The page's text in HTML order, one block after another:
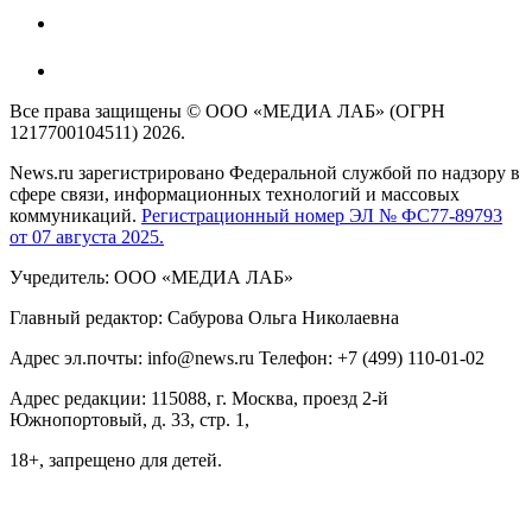
Все права защищены © ООО «МЕДИА ЛАБ» (ОГРН
1217700104511) 2026.
News.ru зарегистрировано Федеральной службой по надзору в
сфере связи, информационных технологий и массовых
коммуникаций. Регистрационный номер ЭЛ № ФС77-89793
от 07 августа 2025.
Учредитель: ООО «МЕДИА ЛАБ»
Главный редактор: Сабурова Ольга Николаевна
Адрес эл.почты: info@news.ru Телефон: +7 (499) 110-01-02
Адрес редакции: 115088, г. Москва, проезд 2-й
Южнопортовый, д. 33, стр. 1,
18+, запрещено для детей.